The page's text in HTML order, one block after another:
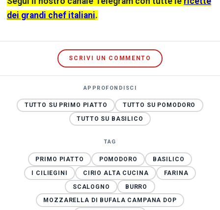
dei grandi chef italiani.
SCRIVI UN COMMENTO
APPROFONDISCI
TUTTO SU PRIMO PIATTO
TUTTO SU POMODORO
TUTTO SU BASILICO
TAG
PRIMO PIATTO POMODORO
BASILICO
I CILIEGINI
CIRIO ALTA CUCINA
FARINA
SCALOGNO
BURRO
MOZZARELLA DI BUFALA CAMPANA DOP